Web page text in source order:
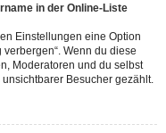
in der Online-Liste
Einstellungen eine Option
Wenn du diese
Moderatoren und du selbst
Besucher gezählt.